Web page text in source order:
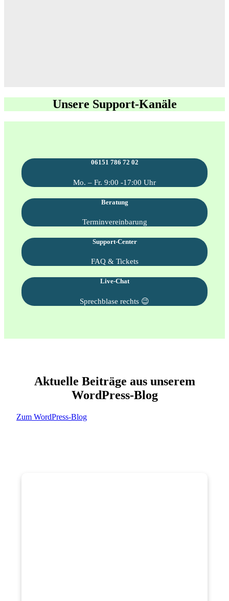
Unsere Support-Kanäle
06151 786 72 02
Mo. – Fr. 9:00 -17:00 Uhr
Beratung
Terminvereinbarung
Support-Center
FAQ & Tickets
Live-Chat
Sprechblase rechts 😉
Aktuelle Beiträge aus unserem
WordPress-Blog
Zum WordPress-Blog